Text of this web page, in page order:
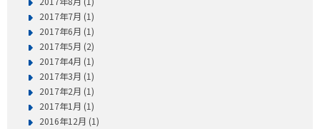
2017年7月 (1)
2017年6月 (1)
2017年5月 (2)
2017年4月 (1)
2017年3月 (1)
2017年2月 (1)
2017年1月 (1)
2016年12月 (1)